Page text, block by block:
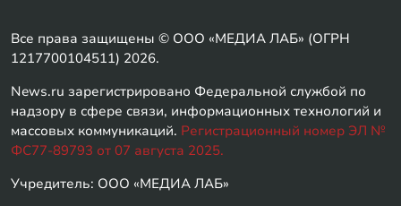
Все права защищены © ООО «МЕДИА ЛАБ» (ОГРН
1217700104511) 2026.
News.ru зарегистрировано Федеральной службой по
надзору в сфере связи, информационных технологий и
массовых коммуникаций. Регистрационный номер ЭЛ №
ФС77-89793 от 07 августа 2025.
Учредитель: ООО «МЕДИА ЛАБ»